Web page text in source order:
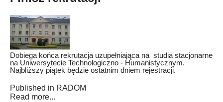
Dobiega końca rekrutacja uzupełniająca na studia stacjonarne
na Uniwersytecie Technologiczno - Humanistycznym.
Najbliższy piątek będzie ostatnim dniem rejestracji.
Published in RADOM
Read more...